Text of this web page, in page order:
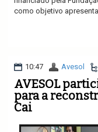
como objetivo
10:47 Avesol
AVESOL
para a
Cai